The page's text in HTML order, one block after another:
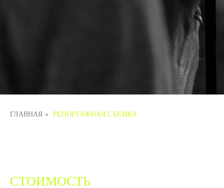
ГЛАВНАЯ » РЕПОРТАЖНАЯ СЪЕМКА
СТОИМОСТЬ